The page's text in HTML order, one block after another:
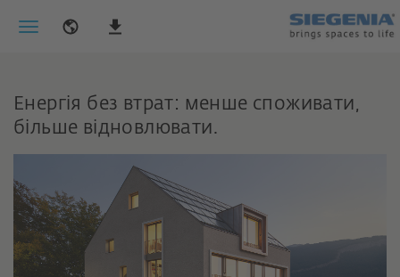
Енергія без втрат: менше споживати,
більше відновлювати.